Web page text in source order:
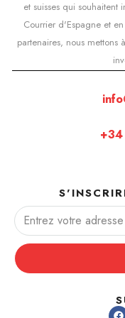
et suisses qui
Courrier d'Espagne et
partenaires, nous mettons